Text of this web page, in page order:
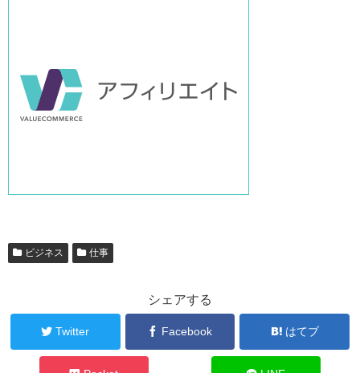
ビジネス 仕事
シェアする
Twitter Facebook はてブ